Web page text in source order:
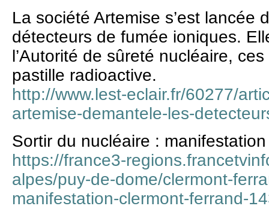
La société Artemise s’est lancée
détecteurs de fumée ioniques.
l’Autorité de sûreté nucléaire,
pastille radioactive.
http://www.lest-eclair.fr/60277/
artemise-demantele-les-
Sortir du nucléaire :
https://france3-
alpes/puy-de-dome/clermont-
manifestation-clermont-ferrand-